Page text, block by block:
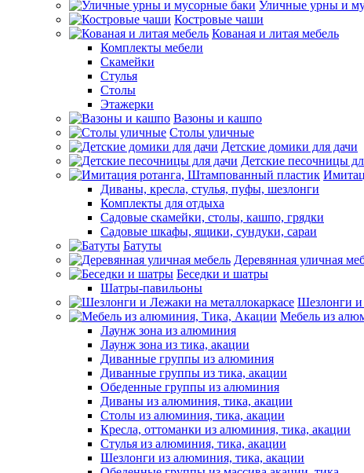
Уличные урны и
Костровые чаши
Кованая и литая мебель
Комплекты мебели
Скамейки
Стулья
Столы
Этажерки
Вазоны и кашпо
Столы уличные
Детские домики для дачи
Детские песочницы
Диваны, кресла, стулья, пуфы, шезлонги
Комплекты для отдыха
Садовые скамейки, столы, кашпо, грядки
Садовые шкафы, ящики, сундуки, сараи
Батуты
Деревянная уличная
Беседки и шатры
Шатры-павильоны
Шезлонги и
Мебель из
Лаунж зона из алюминия
Лаунж зона из тика, акации
Диванные группы из алюминия
Диванные группы из тика, акации
Обеденные группы из алюминия
Диваны из алюминия, тика, акации
Столы из алюминия, тика, акации
Кресла, оттоманки из алюминия, тика, акации
Стулья из алюминия, тика, акации
Шезлонги из алюминия, тика, акации